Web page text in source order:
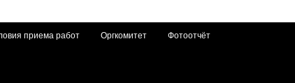
приема работ Оргкомитет Фотоотчёт